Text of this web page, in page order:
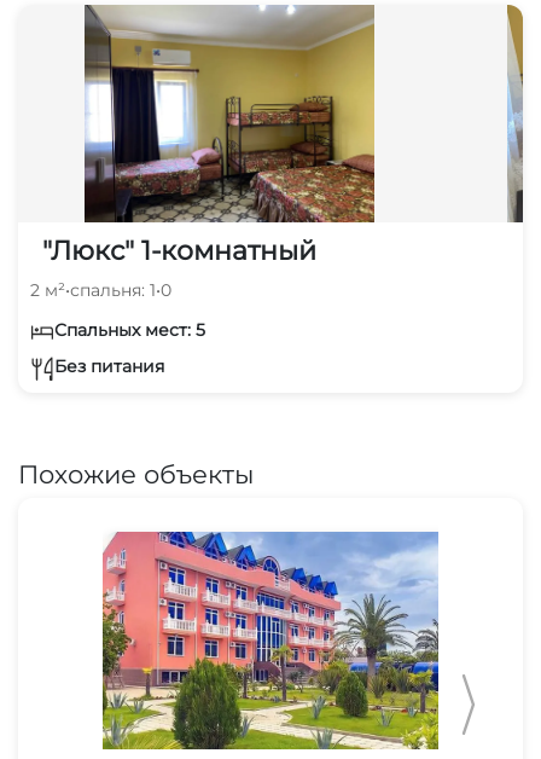
"Люкс" 1-комнатный
2 м²•спальня: 1•0
Спальных мест: 5
Без питания
Похожие объекты